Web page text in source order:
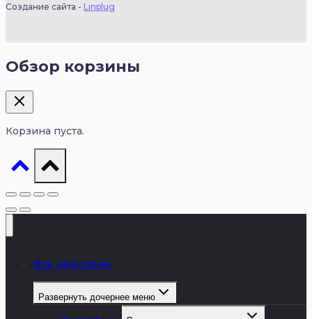
Создание сайта - Linplug
Обзор корзины
Корзина пуста.
Все категории
Развернуть дочернее меню